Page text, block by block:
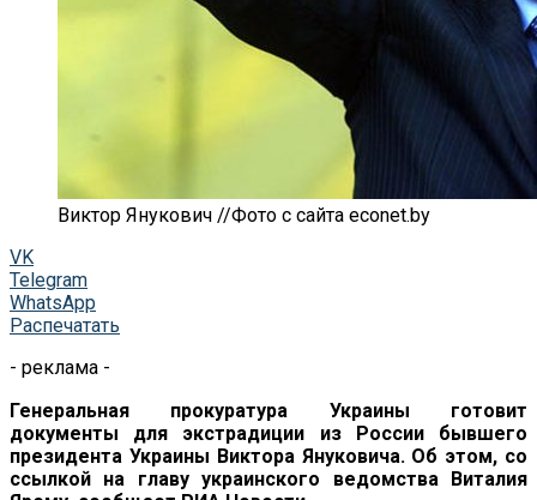
Виктор Янукович //Фото с сайта econet.by
VK
Telegram
WhatsApp
Распечатать
- реклама -
Генеральная прокуратура Украины готовит
документы для экстрадиции из России бывшего
президента Украины Виктора Януковича. Об этом, со
ссылкой на главу украинского ведомства Виталия